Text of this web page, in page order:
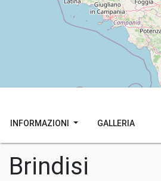
INFORMAZIONI GALLERIA
Brindisi